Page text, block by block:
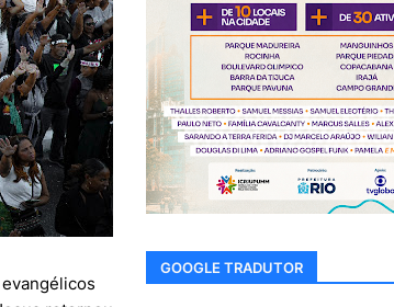
GOOGLE TRADUTOR